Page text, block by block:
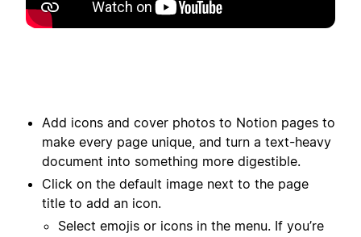
Add icons and cover photos to Notion pages to
make every page unique, and turn a text-heavy
document into something more digestible.
Click on the default image next to the page
title to add an icon.
Select emojis or icons in the menu. If you’re